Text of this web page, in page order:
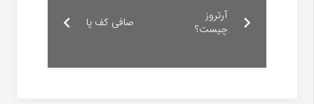
صافی کف پا
آرتروز
چیست؟